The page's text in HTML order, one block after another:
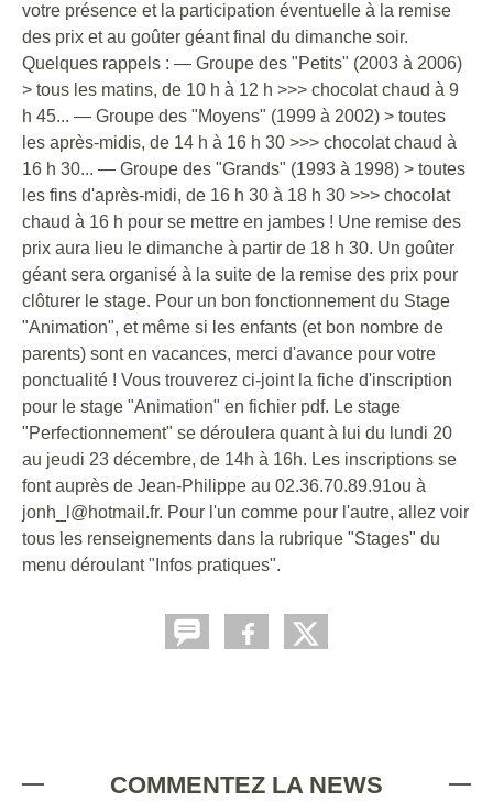
votre présence et la participation éventuelle à la remise
des prix et au goûter géant final du dimanche soir.
Quelques rappels : — Groupe des "Petits" (2003 à 2006)
> tous les matins, de 10 h à 12 h >>> chocolat chaud à 9
h 45... — Groupe des "Moyens" (1999 à 2002) > toutes
les après-midis, de 14 h à 16 h 30 >>> chocolat chaud à
16 h 30... — Groupe des "Grands" (1993 à 1998) > toutes
les fins d'après-midi, de 16 h 30 à 18 h 30 >>> chocolat
chaud à 16 h pour se mettre en jambes ! Une remise des
prix aura lieu le dimanche à partir de 18 h 30. Un goûter
géant sera organisé à la suite de la remise des prix pour
clôturer le stage. Pour un bon fonctionnement du Stage
"Animation", et même si les enfants (et bon nombre de
parents) sont en vacances, merci d'avance pour votre
ponctualité ! Vous trouverez ci-joint la fiche d'inscription
pour le stage "Animation" en fichier pdf. Le stage
"Perfectionnement" se déroulera quant à lui du lundi 20
au jeudi 23 décembre, de 14h à 16h. Les inscriptions se
font auprès de Jean-Philippe au 02.36.70.89.91ou à
jonh_l@hotmail.fr. Pour l'un comme pour l'autre, allez voir
tous les renseignements dans la rubrique "Stages" du
menu déroulant "Infos pratiques".
COMMENTEZ LA NEWS